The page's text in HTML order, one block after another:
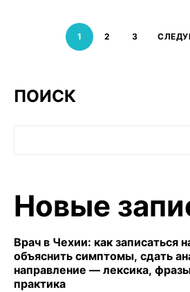
1 2 3
ПОИСК
Новые
Врач в Чехии: как записаться
объяснить симптомы, сдать
направление — лексика,
практика